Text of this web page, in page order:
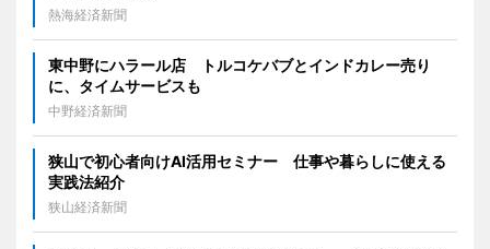
熱海経済新聞
東中野にハラール店 トルコケバブとインドカレー売り
に、タイムサービスも
中野経済新聞
狭山で初心者向けAI活用セミナー 仕事や暮らしに使える
実践法紹介
狭山経済新聞